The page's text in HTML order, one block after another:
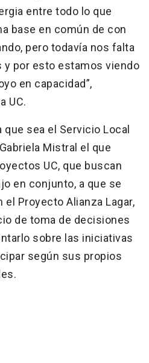
entre todo lo que
base en común de con
pero todavía nos falta
y por esto estamos viendo
en capacidad”,
UC.
sea el Servicio Local
Mistral el que
UC, que buscan
en conjunto, a que se
Proyecto Alianza Lagar,
de toma de decisiones
sobre las iniciativas
según sus propios